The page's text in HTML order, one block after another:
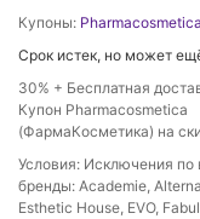
Купоны: Pharmacosmetica
Срок истек, но может
30% + Бесплатная
Купон Pharmacosmetica
(ФармаКосметика) на
Условия: Исключения по
бренды: Academie,
Esthetic House, EVO,